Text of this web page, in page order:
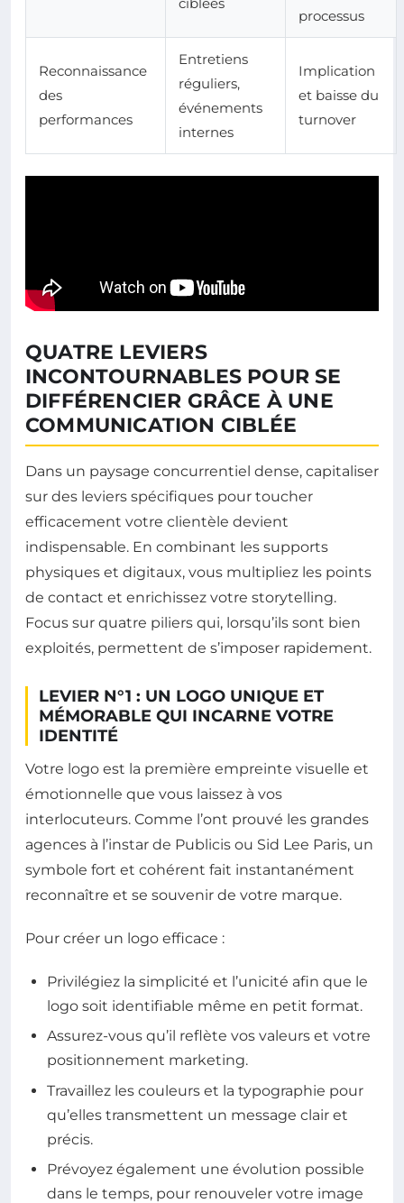
processus
Reconnaissance
des
performances
Entretiens
réguliers,
événements
internes
Implication
et baisse du
turnover
QUATRE LEVIERS
INCONTOURNABLES POUR SE
DIFFÉRENCIER GRÂCE À UNE
COMMUNICATION CIBLÉE
Dans un paysage concurrentiel dense, capitaliser
sur des leviers spécifiques pour toucher
efficacement votre clientèle devient
indispensable. En combinant les supports
physiques et digitaux, vous multipliez les points
de contact et enrichissez votre storytelling.
Focus sur quatre piliers qui, lorsqu’ils sont bien
exploités, permettent de s’imposer rapidement.
LEVIER N°1 : UN LOGO UNIQUE ET
MÉMORABLE QUI INCARNE VOTRE
IDENTITÉ
Votre logo est la première empreinte visuelle et
émotionnelle que vous laissez à vos
interlocuteurs. Comme l’ont prouvé les grandes
agences à l’instar de Publicis ou Sid Lee Paris, un
symbole fort et cohérent fait instantanément
reconnaître et se souvenir de votre marque.
Pour créer un logo efficace :
Privilégiez la simplicité et l’unicité afin que le
logo soit identifiable même en petit format.
Assurez-vous qu’il reflète vos valeurs et votre
positionnement marketing.
Travaillez les couleurs et la typographie pour
qu’elles transmettent un message clair et
précis.
Prévoyez également une évolution possible
dans le temps, pour renouveler votre image